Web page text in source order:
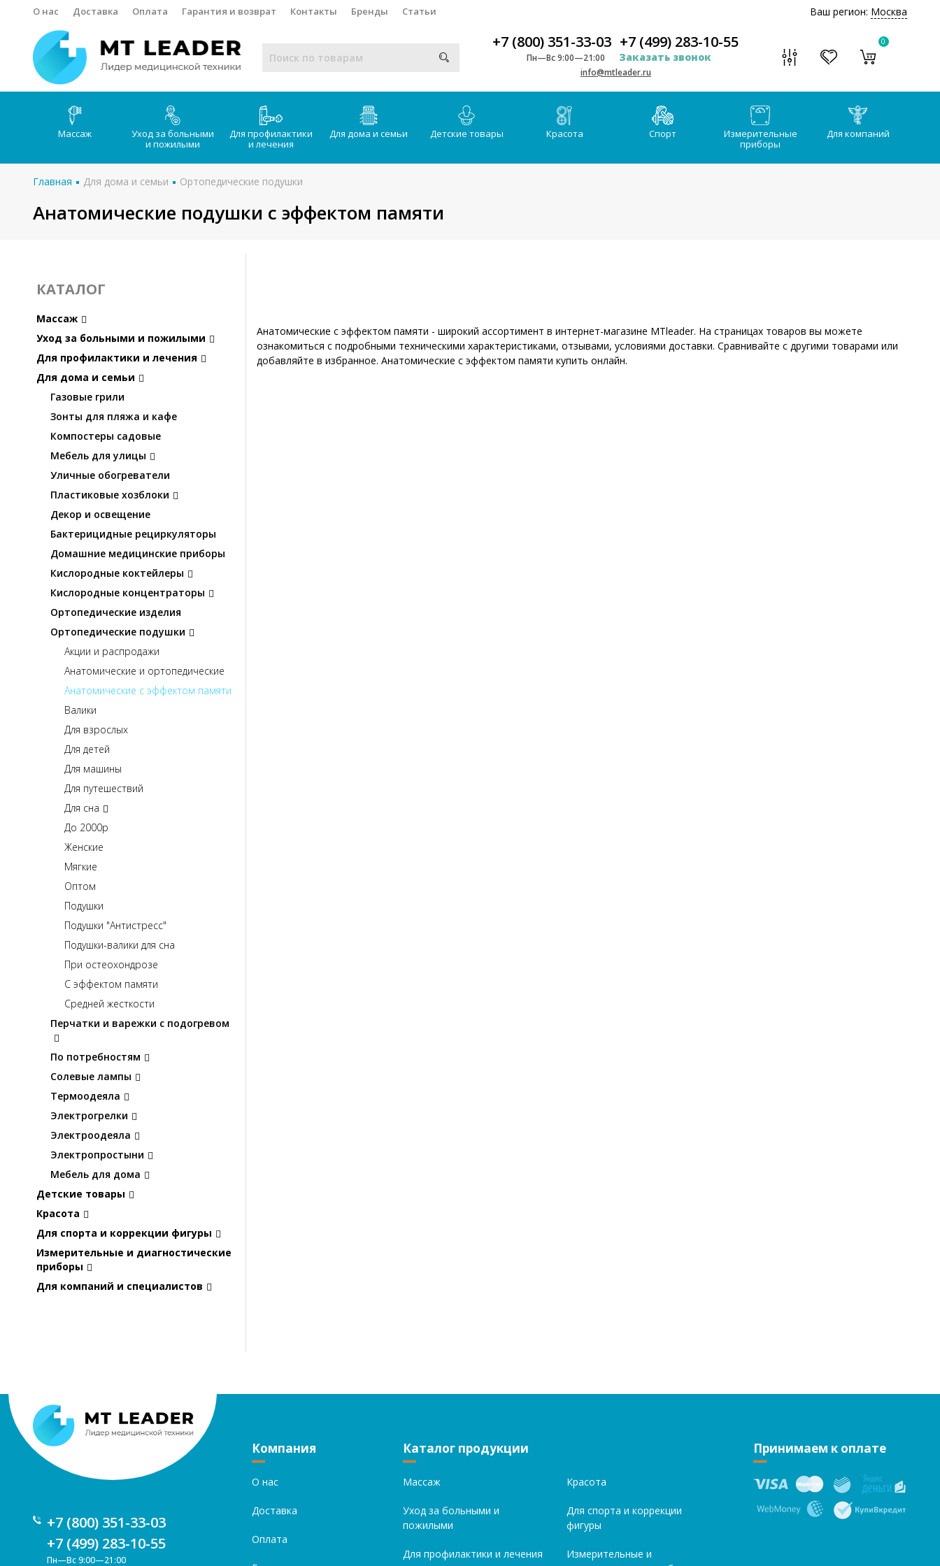
О нас Доставка Оплата Гарантия и возврат Контакты Бренды Статьи Ваш регион: Москва
+7 (800) 351-33-03 +7 (499) 283-10-55
Пн—Вс 9:00—21:00 Заказать звонок
info@mtleader.ru
0
Массаж
Уход за больными
и пожилыми
Для профилактики
и лечения
Для дома и семьи Детские товары Красота Спорт
Измерительные
приборы
Для компаний
Главная Для дома и семьи Ортопедические подушки
Анатомические подушки с эффектом памяти
КАТАЛОГ
Массаж
Уход за больными и пожилыми
Для профилактики и лечения
Для дома и семьи
Газовые грили
Зонты для пляжа и кафе
Компостеры садовые
Мебель для улицы
Уличные обогреватели
Пластиковые хозблоки
Декор и освещение
Бактерицидные рециркуляторы
Домашние медицинские приборы
Кислородные коктейлеры
Кислородные концентраторы
Ортопедические изделия
Ортопедические подушки
Акции и распродажи
Анатомические и ортопедические
Анатомические с эффектом памяти
Валики
Для взрослых
Для детей
Для машины
Для путешествий
Для сна
До 2000р
Женские
Мягкие
Оптом
Подушки
Подушки "Антистресс"
Подушки-валики для сна
При остеохондрозе
С эффектом памяти
Средней жесткости
Перчатки и варежки с подогревом
По потребностям
Солевые лампы
Термоодеяла
Электрогрелки
Электроодеяла
Электропростыни
Мебель для дома
Детские товары
Красота
Для спорта и коррекции фигуры
Измерительные и диагностические
приборы
Для компаний и специалистов
Анатомические с эффектом памяти - широкий ассортимент в интернет-магазине MTleader. На страницах товаров вы можете
ознакомиться с подробными техническими характеристиками, отзывами, условиями доставки. Сравнивайте с другими товарами или
добавляйте в избранное. Анатомические с эффектом памяти купить онлайн.
+7 (800) 351-33-03
+7 (499) 283-10-55
Пн—Вс 9:00—21:00
Компания
О нас
Доставка
Оплата
Каталог продукции
Массаж
Уход за больными и
пожилыми
Для профилактики и лечения
Красота
Для спорта и коррекции
фигуры
Измерительные и
Принимаем к оплате